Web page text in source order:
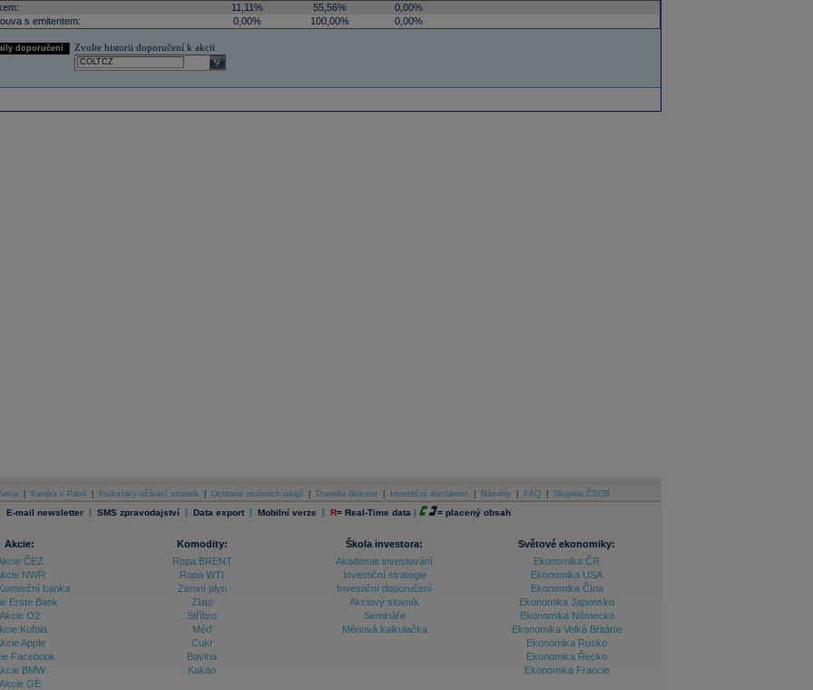
11,11% 55,56%
0,00%
s emitentem:
0,00% 100,00% 0,00%
doporučení
Zvolte historii doporučení k akcii
select
Kariéra v Patrii Podmínky užívání stránek Ochrana osobních údajů Pravidla diskuse Investiční disclaimer Náměty FAQ Skupina ČSOB
E-mail newsletter | SMS zpravodajství | Data export | Mobilní verze | R= Real-Time data | = placený obsah
Akcie:
ČEZ
NWR
banka
Erste Bank
Akcie O2
Kofola
Apple
Facebook
BMW
Akcie GE
Komodity:
Ropa BRENT
Ropa WTI
Zemní plyn
Zlato
Stříbro
Měď
Cukr
Bavlna
Kakao
Škola investora:
Akademie investování
Investiční strategie
Investiční doporučení
Akciový slovník
Semináře
Měnová kalkulačka
Světové ekonomiky:
Ekonomika ČR
Ekonomika USA
Ekonomika Čína
Ekonomika Japonsko
Ekonomika Německo
Ekonomika Velká Británie
Ekonomika Rusko
Ekonomika Řecko
Ekonomika Francie